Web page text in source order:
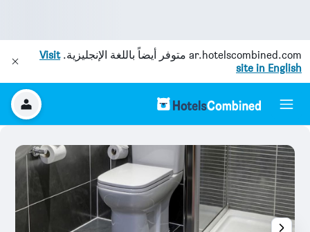
ar.hotelscombined.com متوفر أيضاً باللغة الإنجليزية.Visit
site in English